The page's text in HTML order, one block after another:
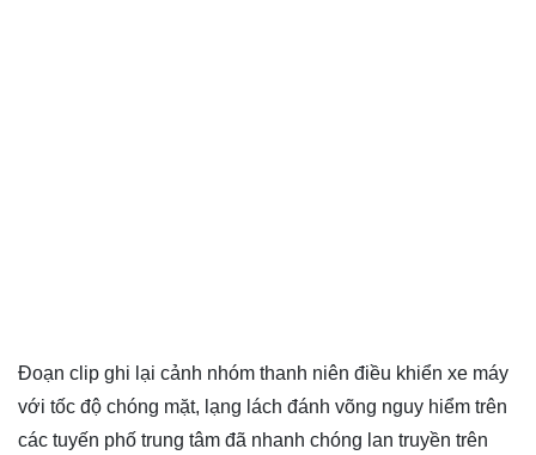
Đoạn clip ghi lại cảnh nhóm thanh niên điều khiển xe máy
với tốc độ chóng mặt, lạng lách đánh võng nguy hiểm trên
các tuyến phố trung tâm đã nhanh chóng lan truyền trên